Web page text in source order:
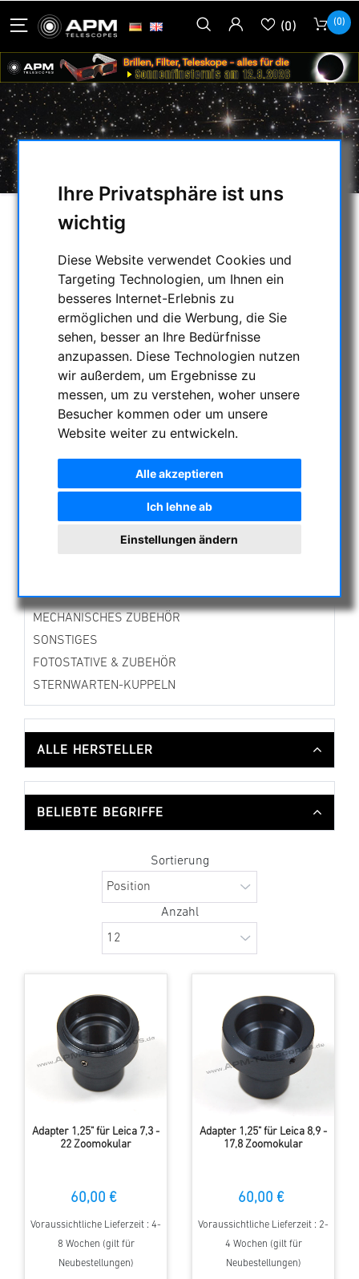
Ihre Privatsphäre ist uns
wichtig
Diese Website verwendet Cookies und
Targeting Technologien, um Ihnen ein
besseres Internet-Erlebnis zu
ermöglichen und die Werbung, die Sie
sehen, besser an Ihre Bedürfnisse
anzupassen. Diese Technologien nutzen
wir außerdem, um Ergebnisse zu
messen, um zu verstehen, woher unsere
Besucher kommen oder um unsere
Website weiter zu entwickeln.
Alle akzeptieren
Ich lehne ab
Einstellungen ändern
(0) (0)
NEUERER
AUSWAHL
KATEGORIEN
NACHTSICHTGERÄTE , WÄRMEKAMERAS &
ENTFERNUNGSMESSER
AKTUELLE ANGEBOTE
ASTROPROFESSIONAL TELESCOPES
SECONDHAND & LAGERBESTAND
APM PRODUKTE
ASTROEINSTIEG
FERNGLÄSER, SPEKTIVE
OPTISCHES ZUBEHÖR
MECHANISCHES ZUBEHÖR
SONSTIGES
FOTOSTATIVE & ZUBEHÖR
STERNWARTEN-KUPPELN
ALLE HERSTELLER
BELIEBTE BEGRIFFE
Sortierung
Anzahl
Adapter 1,25" für Leica 7,3 -
22 Zoomokular
60,00 €
Voraussichtliche Lieferzeit : 4-
8 Wochen (gilt für
Neubestellungen)
Adapter 1,25" für Leica 8,9 -
17,8 Zoomokular
60,00 €
Voraussichtliche Lieferzeit : 2-
4 Wochen (gilt für
Neubestellungen)